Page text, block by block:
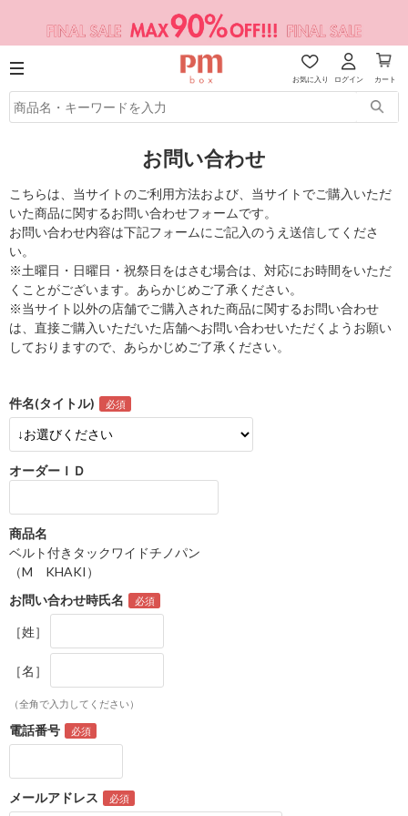
お気に入り ログイン カート
お問い合わせ
こちらは、当サイトのご利用方法および、当サイトでご購入いただ
いた商品に関するお問い合わせフォームです。
お問い合わせ内容は下記フォームにご記入のうえ送信してくださ
い。
※土曜日・日曜日・祝祭日をはさむ場合は、対応にお時間をいただ
くことがございます。あらかじめご了承ください。
※当サイト以外の店舗でご購入された商品に関するお問い合わせ
は、直接ご購入いただいた店舗へお問い合わせいただくようお願い
しておりますので、あらかじめご了承ください。
件名(タイトル)
オーダーＩＤ
商品名
ベルト付きタックワイドチノパン
（M KHAKI）
お問い合わせ時氏名
［姓］
［名］
（全角で入力してください）
電話番号
メールアドレス